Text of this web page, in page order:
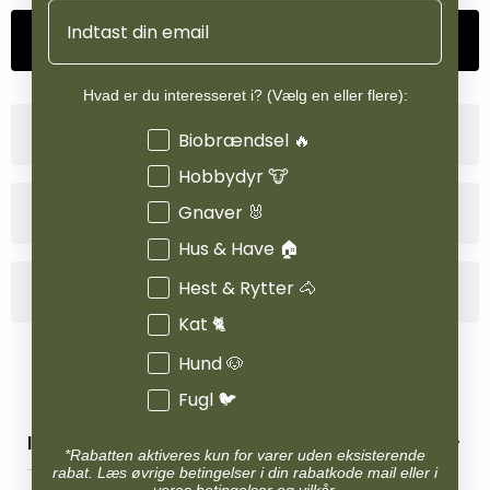
Stivelsesindholdet er holdt på et meget lavt niveau og i stedet er
anvendt en lang række værdifulde olieholdige frø, fibre og
vitaliserende og fordøjelsesunderstøttende næringsstoffer. Det
aminosyrer er vigtige for udviklingen af muskulaturen.
Tilføj til kurv
Produktinformation
INFORMATION
Betingelser & vilkår
Email
Hvad er du interesseret i? (Vælg en eller flere):
Interesser
Biobrændsel 🔥
Hobbydyr 🐮
Gnaver 🐰
Hus & Have 🏠
Hest & Rytter 🐴
Kat 🐈
Hund 🐶
Fugl 🐦
*Rabatten aktiveres kun for varer uden eksisterende
rabat. Læs øvrige betingelser i din rabatkode mail eller i